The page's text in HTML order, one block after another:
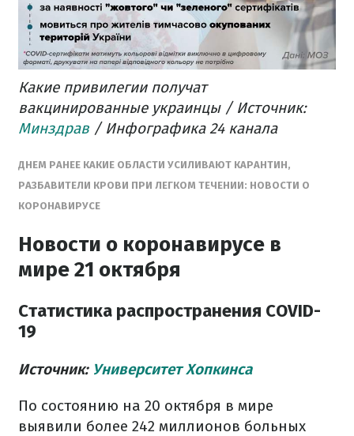
Какие привилегии получат
вакцинированные украинцы / Источник:
Минздрав / Инфографика 24 канала
ДНЕМ РАНЕЕ КАКИЕ ОБЛАСТИ УСИЛИВАЮТ КАРАНТИН,
РАЗБАВИТЕЛИ КРОВИ ПРИ ЛЕГКОМ ТЕЧЕНИИ: НОВОСТИ О
КОРОНАВИРУСЕ
Новости о коронавирусе в
мире 21 октября
Статистика распространения COVID-
19
Источник: Университет Хопкинса
По состоянию на 20 октября в мире
выявили более 242 миллионов больных